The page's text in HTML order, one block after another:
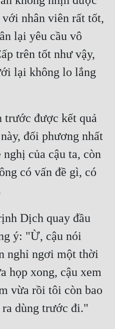
nhân viên rất tốt,
lại yêu cầu vô
trên tốt như vậy,
lại không lo lắng
trước được kết quả
đối phương nhất
của cậu ta, còn
có vấn đề gì, có
Dịch quay đầu
ý: "Ừ, cậu nói
nghỉ ngơi một thời
họp xong, cậu xem
vừa rồi tôi còn bao